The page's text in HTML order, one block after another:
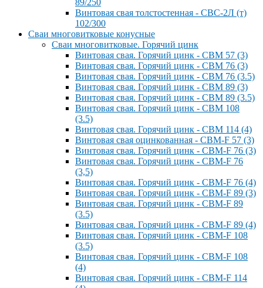
89/250
Винтовая свая толстостенная - СВС-2Л (т)
102/300
Сваи многовитковые конусные
Сваи многовитковые. Горячий цинк
Винтовая свая. Горячий цинк - СВМ 57 (3)
Винтовая свая. Горячий цинк - СВМ 76 (3)
Винтовая свая. Горячий цинк - СВМ 76 (3.5)
Винтовая свая. Горячий цинк - СВМ 89 (3)
Винтовая свая. Горячий цинк - СВМ 89 (3.5)
Винтовая свая. Горячий цинк - СВМ 108
(3.5)
Винтовая свая. Горячий цинк - СВМ 114 (4)
Винтовая свая оцинкованная - СВМ-F 57 (3)
Винтовая свая. Горячий цинк - СВМ-F 76 (3)
Винтовая свая. Горячий цинк - СВМ-F 76
(3,5)
Винтовая свая. Горячий цинк - СВМ-F 76 (4)
Винтовая свая. Горячий цинк - СВМ-F 89 (3)
Винтовая свая. Горячий цинк - СВМ-F 89
(3.5)
Винтовая свая. Горячий цинк - СВМ-F 89 (4)
Винтовая свая. Горячий цинк - СВМ-F 108
(3.5)
Винтовая свая. Горячий цинк - СВМ-F 108
(4)
Винтовая свая. Горячий цинк - СВМ-F 114